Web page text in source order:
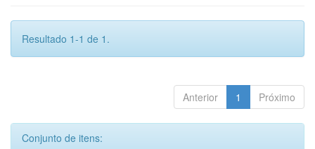
Resultado 1-1 de 1.
Anterior 1 Próximo
Conjunto de itens: